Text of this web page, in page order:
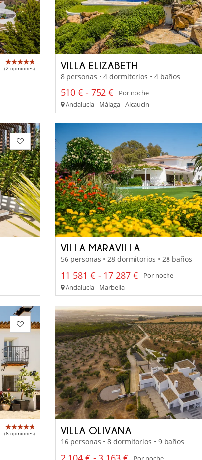
(2 opiniones) VILLA ELIZABETH
8 personas • 4 dormitorios • 4 baños
510 € - 752 €
Por noche
Andalucía - Málaga - Alcaucin
VILLA MARAVILLA
56 personas • 28 dormitorios • 28 baños
11 581 € - 17 287 €
Por noche
Andalucía - Marbella
(8 opiniones) VILLA OLIVANA
16 personas • 8 dormitorios • 9 baños
Por noche